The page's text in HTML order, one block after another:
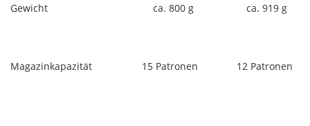
Gewicht ca. 800 g ca. 919 g
Magazinkapazität 15 Patronen 12 Patronen